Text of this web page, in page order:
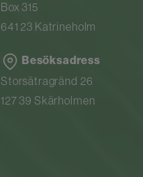
Box 315
641 23 Katrineholm
Besöksadress
Storsätragränd 26
127 39 Skärholmen